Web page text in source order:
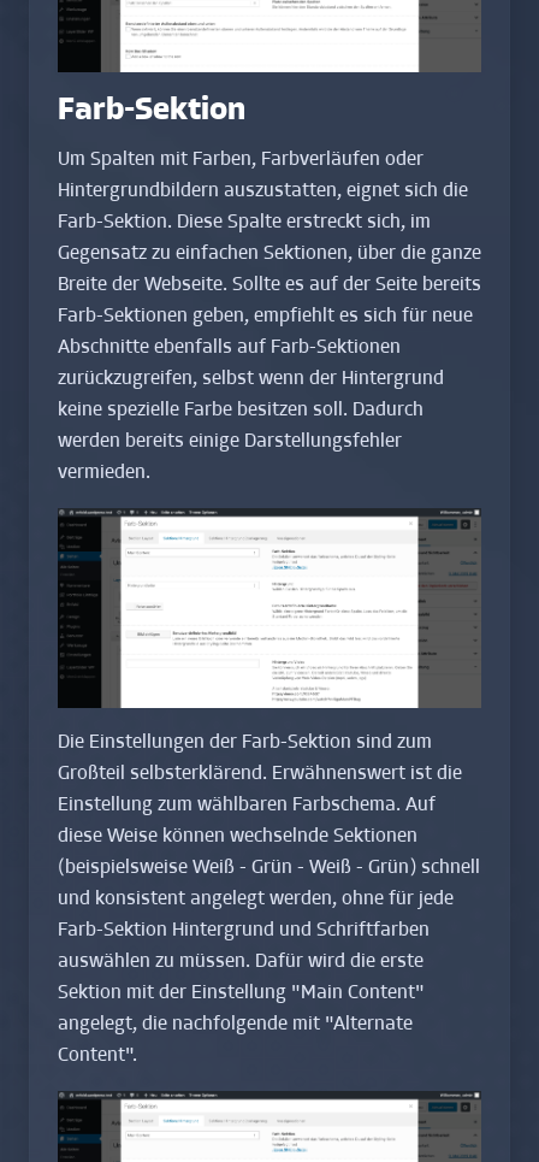
Farb-Sektion
Um Spalten mit Farben, Farbverläufen oder
Hintergrundbildern auszustatten, eignet sich die
Farb-Sektion. Diese Spalte erstreckt sich, im
Gegensatz zu einfachen Sektionen, über die ganze
Breite der Webseite. Sollte es auf der Seite bereits
Farb-Sektionen geben, empfiehlt es sich für neue
Abschnitte ebenfalls auf Farb-Sektionen
zurückzugreifen, selbst wenn der Hintergrund
keine spezielle Farbe besitzen soll. Dadurch
werden bereits einige Darstellungsfehler
vermieden.
Die Einstellungen der Farb-Sektion sind zum
Großteil selbsterklärend. Erwähnenswert ist die
Einstellung zum wählbaren Farbschema. Auf
diese Weise können wechselnde Sektionen
(beispielsweise Weiß - Grün - Weiß - Grün) schnell
und konsistent angelegt werden, ohne für jede
Farb-Sektion Hintergrund und Schriftfarben
auswählen zu müssen. Dafür wird die erste
Sektion mit der Einstellung "Main Content"
angelegt, die nachfolgende mit "Alternate
Content".